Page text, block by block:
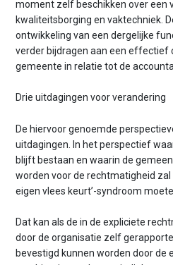
moment zelf beschikken over een
kwaliteitsborging en vaktechniek.
ontwikkeling van een dergelijke
verder bijdragen aan een effectief
gemeente in relatie tot de
Drie uitdagingen voor verandering
De hiervoor genoemde
uitdagingen. In het perspectief
blijft bestaan en waarin de
worden voor de rechtmatigheid zal
eigen vlees keurt’-syndroom
Dat kan als de in de expliciete
door de organisatie zelf
bevestigd kunnen worden door de